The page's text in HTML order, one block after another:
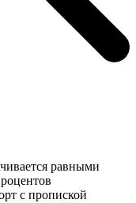
равными
с пропиской